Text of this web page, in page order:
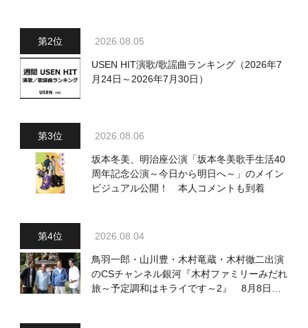
2026.08.05
USEN HIT演歌/歌謡曲ランキング（2026年7
月24日～2026年7月30日）
2026.08.06
坂本冬美、明治座公演「坂本冬美歌手生活40
周年記念公演～今日から明日へ～」のメイン
ビジュアル公開！ 本人コメントも到着
2026.08.04
鳥羽一郎・山川豊・木村竜蔵・木村徹二出演
のCSチャンネル銀河『木村ファミリーみだれ
旅～予定調和はキライです～2』 8月8日